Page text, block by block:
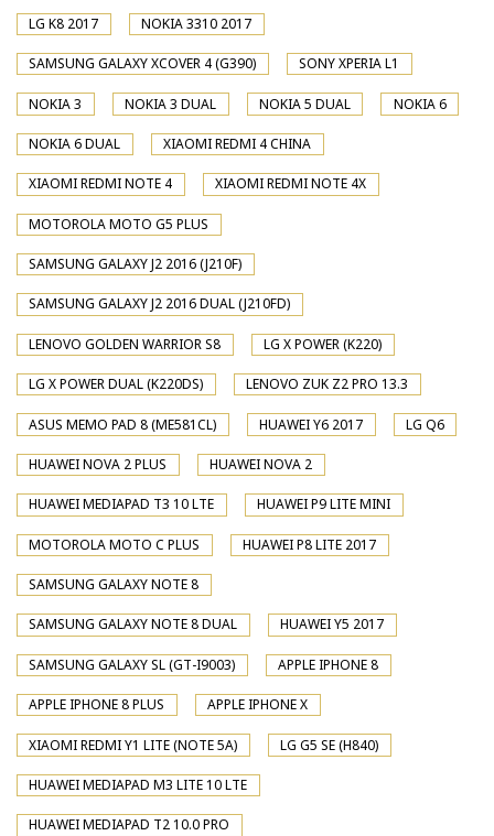
LG K8 2017 NOKIA 3310 2017
SAMSUNG GALAXY XCOVER 4 (G390) SONY XPERIA L1
NOKIA 3 NOKIA 3 DUAL NOKIA 5 DUAL NOKIA 6
NOKIA 6 DUAL XIAOMI REDMI 4 CHINA
XIAOMI REDMI NOTE 4 XIAOMI REDMI NOTE 4X
MOTOROLA MOTO G5 PLUS
SAMSUNG GALAXY J2 2016 (J210F)
SAMSUNG GALAXY J2 2016 DUAL (J210FD)
LENOVO GOLDEN WARRIOR S8 LG X POWER (K220)
LG X POWER DUAL (K220DS) LENOVO ZUK Z2 PRO 13.3
ASUS MEMO PAD 8 (ME581CL) HUAWEI Y6 2017 LG Q6
HUAWEI NOVA 2 PLUS HUAWEI NOVA 2
HUAWEI MEDIAPAD T3 10 LTE HUAWEI P9 LITE MINI
MOTOROLA MOTO C PLUS HUAWEI P8 LITE 2017
SAMSUNG GALAXY NOTE 8
SAMSUNG GALAXY NOTE 8 DUAL HUAWEI Y5 2017
SAMSUNG GALAXY SL (GT-I9003) APPLE IPHONE 8
APPLE IPHONE 8 PLUS APPLE IPHONE X
XIAOMI REDMI Y1 LITE (NOTE 5A) LG G5 SE (H840)
HUAWEI MEDIAPAD M3 LITE 10 LTE
HUAWEI MEDIAPAD T2 10.0 PRO